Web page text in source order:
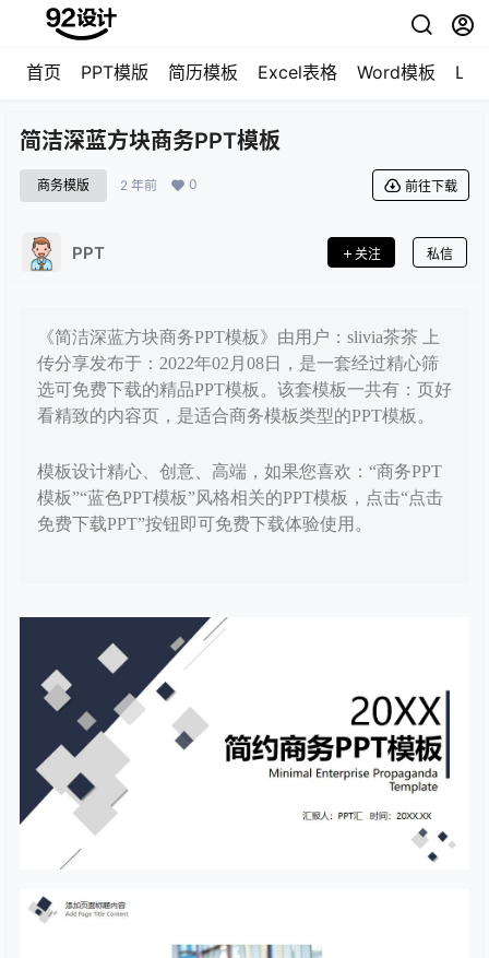
首页 PPT模版 简历模板 Excel表格 Word模板
简洁深蓝方块商务PPT模板
商务模版 2 年前 0 前往下载
PPT 关注 私信
《简洁深蓝方块商务PPT模板》由用户：slivia茶茶 上
传分享发布于：2022年02月08日，是一套经过精心筛
选可免费下载的精品PPT模板。该套模板一共有：页好
看精致的内容页，是适合商务模板类型的PPT模板。
模板设计精心、创意、高端，如果您喜欢：“商务PPT
模板”“蓝色PPT模板”风格相关的PPT模板，点击“点击
免费下载PPT”按钮即可免费下载体验使用。